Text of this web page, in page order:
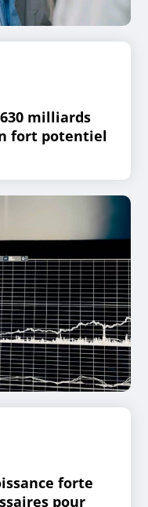
milliards
fort potentiel
forte
pour